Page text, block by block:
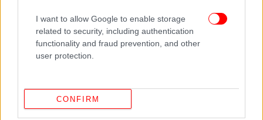
I want to allow Google to enable storage
related to security, including authentication
functionality and fraud prevention, and other
user protection.
CONFIRM
Υπενθυμίζεται ότι σύμφωνα με πρόσφατη απόφαση
της κυβέρνησης, από την 1η Ιανουαρίου 2025 έως
την 31η Δεκεμβρίου 2025 έχει μπει απαγορευτικό
στις νέες άδειες για Airbnb για ακίνητα που
υπάρχει η δυνατότητα εγγραφής στο Μητρώο
Ακινήτων Βραχυχρόνιας Διαμονής.